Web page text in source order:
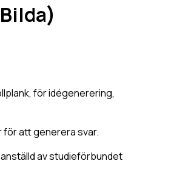
för idégenerering,
att generera svar.
av studieförbundet